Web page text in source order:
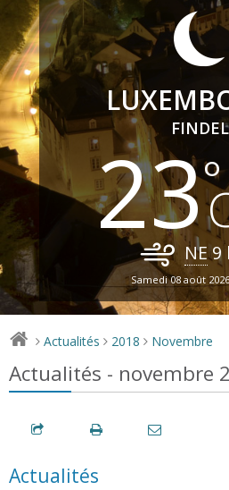
FINDEL
23
NE9
Samedi 08 août
> Actualités > 2018 > Novembre
Actualités - novembre
Actualités